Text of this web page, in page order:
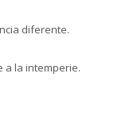
diferente.
a la intemperie.